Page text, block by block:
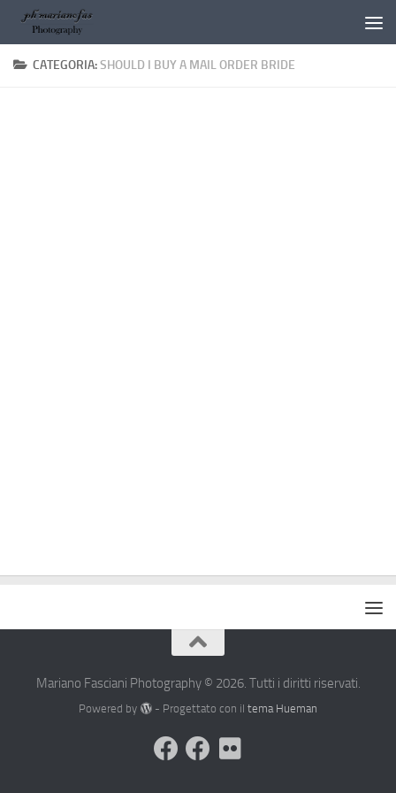
Salta al contenuto
CATEGORIA:SHOULD I BUY A MAIL ORDER BRIDE
Mariano Fasciani Photography © 2026. Tutti i diritti riservati.
Powered by - Progettato con il tema Hueman